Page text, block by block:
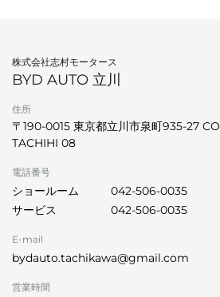
株式会社志村モータース
BYD AUTO 立川
住所
〒190-0015 東京都立川市泉町935-27
TACHIHI 08
電話番号
ショールーム
042-506-0035
サービス
042-506-0035
E-mail
bydauto.tachikawa@gmail.com
営業時間